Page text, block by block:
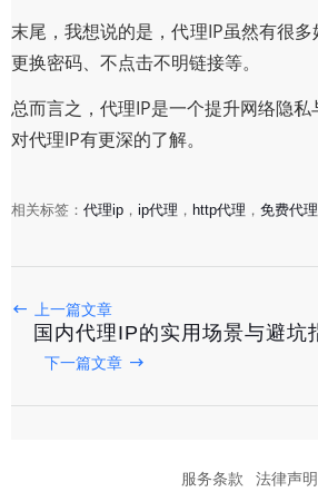
末尾，我想说的是，代理IP虽然有很
更换密码、不点击不明链接等。
总而言之，代理IP是一个提升网络隐
对代理IP有更深的了解。
相关标签： 代理ip ， ip代理 ， http代理 ， 免费代
上一篇文章
国内代理IP的实用场景与避坑
下一篇文章
服务条款 法律声明